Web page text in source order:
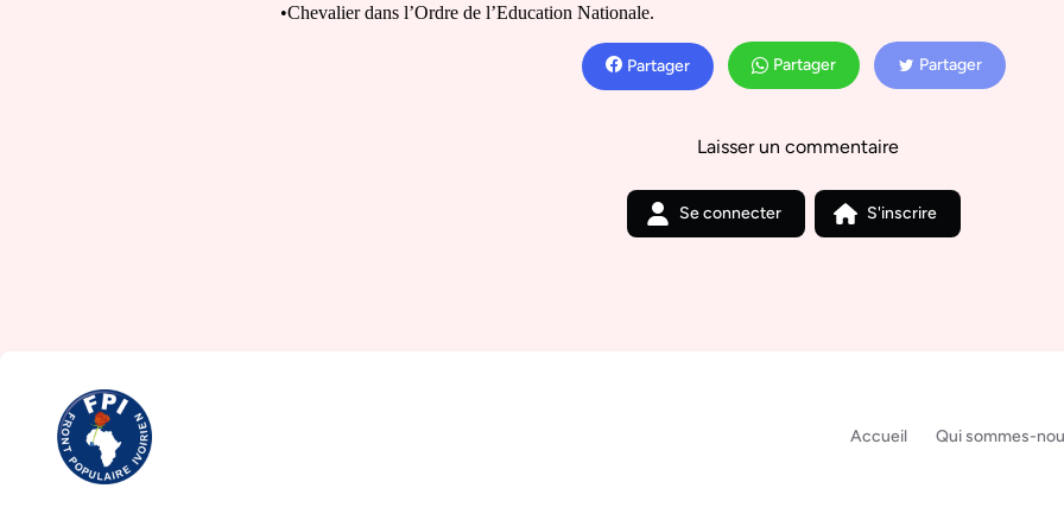
•Chevalier dans l’Ordre de l’Education Nationale.
Partager Partager Partager
Laisser un commentaire
Se connecter S'inscrire
Accueil Qui sommes-